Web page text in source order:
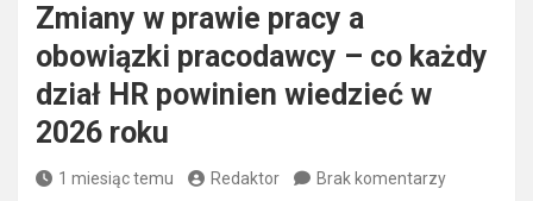
Zmiany w prawie pracy a
obowiązki pracodawcy – co każdy
dział HR powinien wiedzieć w
2026 roku
1 miesiąc temu Redaktor Brak komentarzy